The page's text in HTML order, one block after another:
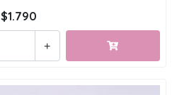
$1.790
+